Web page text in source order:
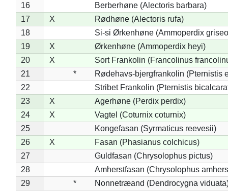
16
Berberhøne (Alectoris barbara)
17
X
Rødhøne (Alectoris rufa)
18
Si-si Ørkenhøne (Ammoperdix
19
X
Ørkenhøne (Ammoperdix heyi)
20
X
Sort Frankolin (Francolinus
21
*
Rødehavs-bjergfrankolin (Pternistis
22
Stribet Frankolin (Pternistis
23
X
Agerhøne (Perdix perdix)
24
X
Vagtel (Coturnix coturnix)
25
Kongefasan (Syrmaticus reevesii)
26
X
Fasan (Phasianus colchicus)
27
Guldfasan (Chrysolophus pictus)
28
Amherstfasan (Chrysolophus
29
*
Nonnetræand (Dendrocygna